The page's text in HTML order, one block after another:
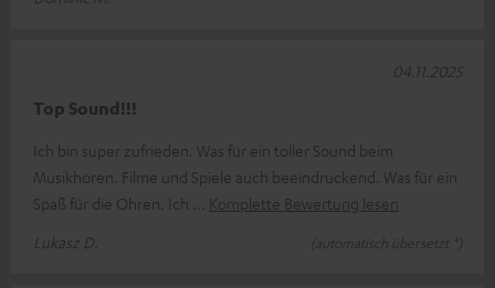
Top Sound!!!
Ich bin super zufrieden. Was für ein toller Sound beim
Musikhören. Filme und Spiele auch beeindruckend. Was für ein
Spaß für die Ohren. Ich
Komplette Bewertung lesen
Lukasz D.
(automatisch übersetzt *)
04.11.2025